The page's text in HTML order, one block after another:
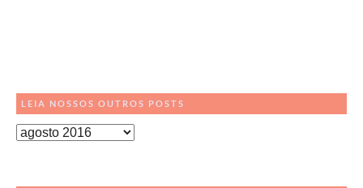
LEIA NOSSOS OUTROS POSTS
Leia